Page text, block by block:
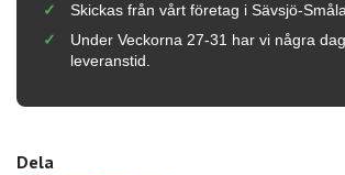
Skickas från vårt företag i Sävsjö-
Under Veckorna 27-31 har vi några
leveranstid.
Dela